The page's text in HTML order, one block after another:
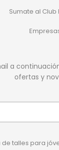
Sumate al Club
a
ofertas y
de talles para